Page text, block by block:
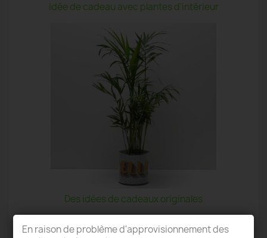
Idée de cadeau avec plantes d'intérieur
Des idées de cadeaux originales
En raison de problème d'approvisionnement des